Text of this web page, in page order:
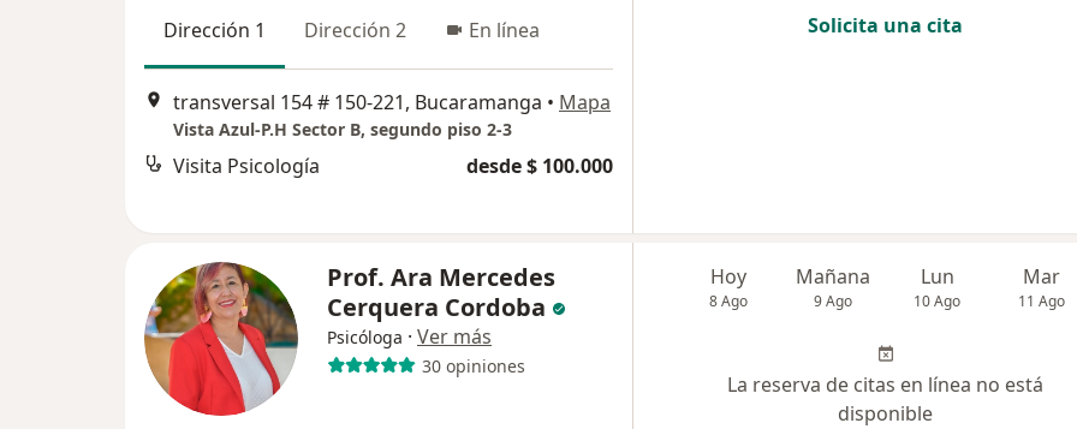
Dirección 1 Dirección 2 En línea
transversal 154 # 150-221, Bucaramanga • Mapa
Vista Azul-P.H Sector B, segundo piso 2-3
Visita Psicología desde $ 100.000
Solicita una cita
Prof. Ara Mercedes
Cerquera Cordoba
Psicóloga · Ver más
30 opiniones
Hoy
8 Ago
Mañana
9 Ago
Lun
10 Ago
Mar
11 Ago
La reserva de citas en línea no está
disponible